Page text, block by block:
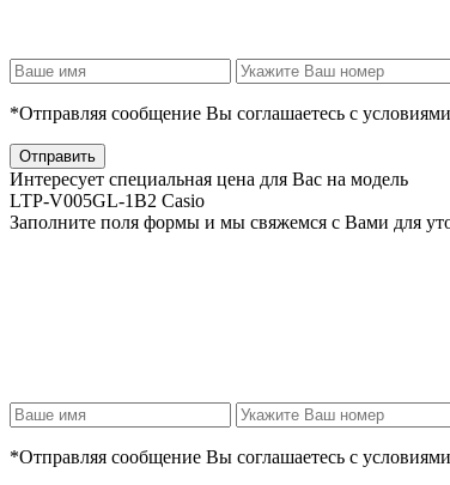
*Отправляя сообщение Вы соглашаетесь с условиями
Отправить
Интересует специальная цена для Вас на модель
LTP-V005GL-1B2 Casio
Заполните поля формы и мы свяжемся с Вами для
*Отправляя сообщение Вы соглашаетесь с условиями